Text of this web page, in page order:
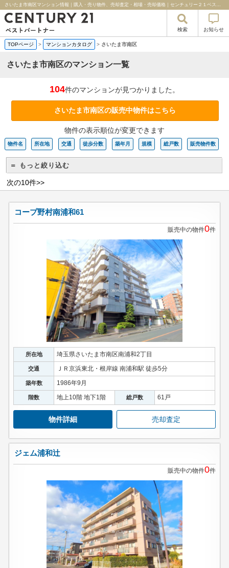
さいたま市南区マンション情報｜購入・売り物件、売却査定・相場・売却価格｜センチュリー２１ベストパートナー
検索 お知らせ
TOPページ > マンションカタログ > さいたま市南区
さいたま市南区のマンション一覧
104件のマンションが見つかりました。
さいたま市南区の販売中物件はこちら
物件の表示順位が変更できます
物件名 所在地 交通 徒歩分数 築年月 規模 総戸数 販売物件数
＝ もっと絞り込む
次の10件>>
コープ野村南浦和61
販売中の物件0件
所在地 埼玉県さいたま市南区南浦和2丁目
交通 ＪＲ京浜東北・根岸線 南浦和駅 徒歩5分
築年数 1986年9月
階数 地上10階 地下1階 総戸数 61戸
物件詳細 売却査定
ジェム浦和辻
販売中の物件0件